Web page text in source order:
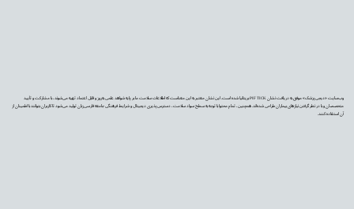
وب‌سایت «دیجی‌پزشک» موفق به دریافت نشان PIF TICK بریتانیا شده است. این نشان معتبر به این معناست که اطلاعات سلامت ما بر پایه شواهد علمی به‌روز و قابل اعتماد تهیه می‌شوند، با مشارکت و تأیید
متخصصان و با در نظر گرفتن نیازهای بیماران طراحی شده‌اند. همچنین، تمام محتوا با توجه به سطح سواد سلامت، دسترس‌پذیری دیجیتال و شرایط فرهنگی جامعه فارسی‌زبان تولید می‌شود تا کاربران بتوانند با اطمینان از
آن استفاده کنند.